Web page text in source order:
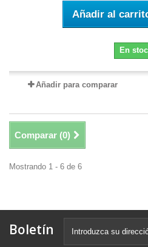
Añadir al
En
Añadir para comparar
Comparar (0)
Mostrando 1 - 6 de 6
Boletín